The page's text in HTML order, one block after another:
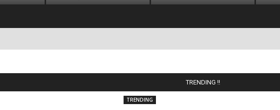
TRENDING !!
TRENDING